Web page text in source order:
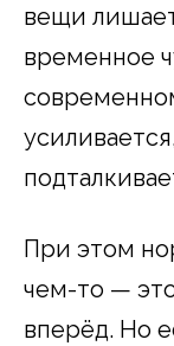
вещи
временное
При этом
чем-то —
вперёд. Но